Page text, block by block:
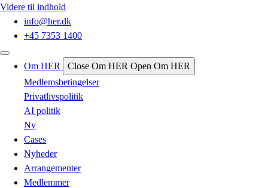
Videre til indhold
info@her.dk
+45 7353 1400
Om HER Close Om HER Open Om HER
Medlemsbetingelser
Privatlivspolitik
AI politik
Ny
Cases
Nyheder
Arrangementer
Medlemmer